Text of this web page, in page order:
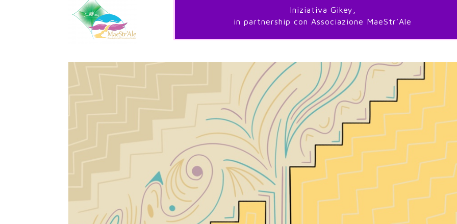
Iniziativa Gikey,
in partnership con Associazione MaeStr’Ale